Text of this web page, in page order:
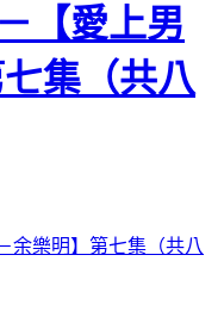
【愛上男
集（共八